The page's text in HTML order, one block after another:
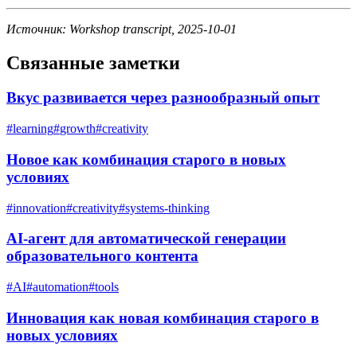
Источник: Workshop transcript, 2025-10-01
Связанные заметки
Вкус развивается через разнообразный опыт
#learning#growth#creativity
Новое как комбинация старого в новых
условиях
#innovation#creativity#systems-thinking
AI-агент для автоматической генерации
образовательного контента
#AI#automation#tools
Инновация как новая комбинация старого в
новых условиях